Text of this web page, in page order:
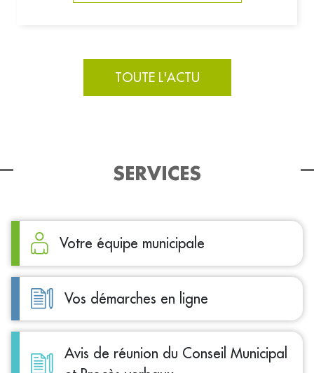
TOUTE L'ACTU
SERVICES
Votre équipe municipale
Vos démarches en ligne
Avis de réunion du Conseil Municipal